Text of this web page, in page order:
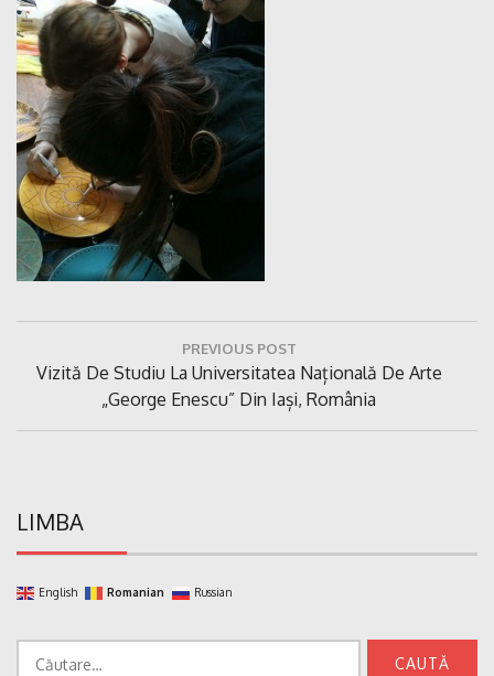
articole
PREVIOUS POST
Previous
Vizită De Studiu La Universitatea Națională De Arte
„George Enescu” Din Iași, România
LIMBA
English Romanian Russian